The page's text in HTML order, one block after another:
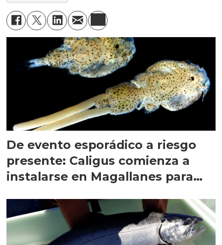
De evento esporádico a riesgo
presente: Caligus comienza a
instalarse en Magallanes para